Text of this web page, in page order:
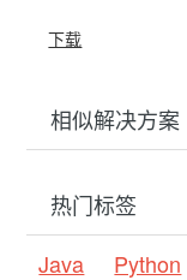
下载
相似解决方案
热门标签
Java
Python